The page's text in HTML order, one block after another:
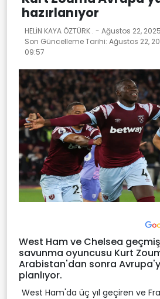
hazırlanıyor
HELİN KAYA ÖZTÜRK . - Ağustos 22,
Son Güncelleme Tarihi: Ağustos 22,
09:57
West Ham ve Chelsea
savunma oyuncusu Kurt
Arabistan'dan sonra
planlıyor.
West Ham'da üç yıl geçiren ve